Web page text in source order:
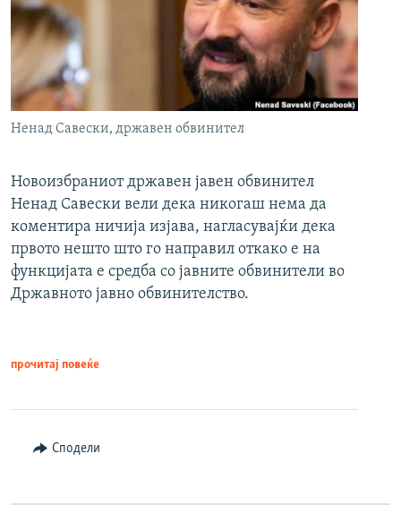
Ненад Савески, државен обвинител
Новоизбраниот државен јавен обвинител
Ненад Савески вели дека никогаш нема да
коментира ничија изјава, нагласувајќи дека
првото нешто што го направил откако е на
функцијата е средба со јавните обвинители во
Државното јавно обвинителство.
прочитај повеќе
Сподели